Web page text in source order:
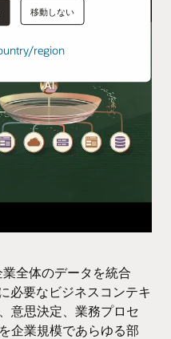
移動しない
region
全体のデータを統合
必要なビジネスコンテキ
意思決定、業務プロセ
企業規模であらゆる部